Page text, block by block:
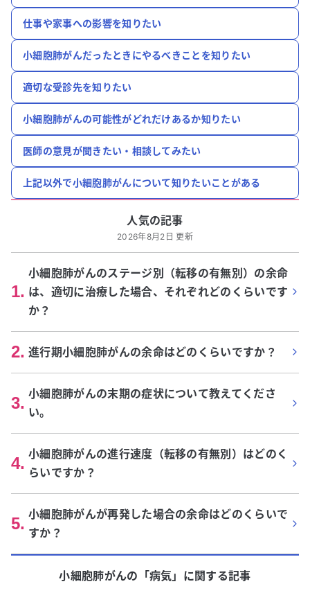
仕事や家事への影響を知りたい
小細胞肺がんだったときにやるべきことを知りたい
適切な受診先を知りたい
小細胞肺がんの可能性がどれだけあるか知りたい
医師の意見が聞きたい・相談してみたい
上記以外で小細胞肺がんについて知りたいことがある
人気の記事
2026年8月2日 更新
1.
小細胞肺がんのステージ別（転移の有無別）の余命
は、適切に治療した場合、それぞれどのくらいです
か？
2. 進行期小細胞肺がんの余命はどのくらいですか？
3. 小細胞肺がんの末期の症状について教えてくださ
い。
4. 小細胞肺がんの進行速度（転移の有無別）はどのく
らいですか？
5. 小細胞肺がんが再発した場合の余命はどのくらいで
すか？
小細胞肺がんの「病気 」に関する記事